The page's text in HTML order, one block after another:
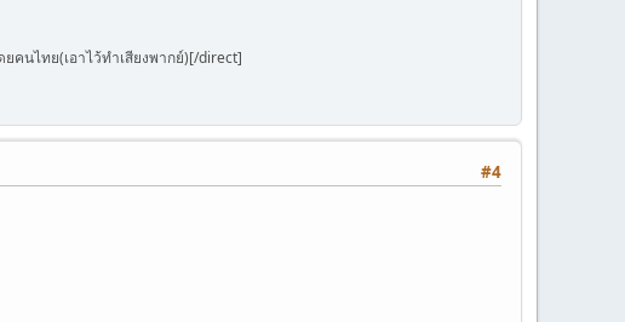
ยคนไทย(เอาไว้ทำเสียงพากย์)[/direct]
#4